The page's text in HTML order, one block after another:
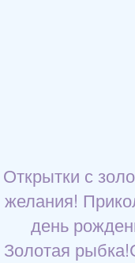
Открытки с
желания!
день
Золотая